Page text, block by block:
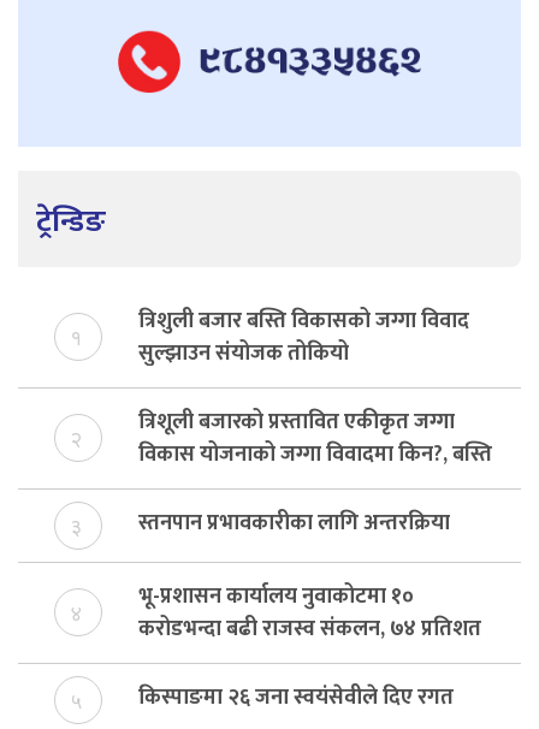
ट्रेन्डिङ
१
त्रिशुली बजार बस्ति विकासको जग्गा विवाद
सुल्झाउन संयोजक तोकियो
२
त्रिशूली बजारको प्रस्तावित एकीकृत जग्गा
विकास योजनाको जग्गा विवादमा किन?, बस्ति
विकास दर्ता नभए समिति विघटन हुने
३ स्तनपान प्रभावकारीका लागि अन्तरक्रिया
४
भू-प्रशासन कार्यालय नुवाकोटमा १०
करोडभन्दा बढी राजस्व संकलन, ७४ प्रतिशत
बेरुजु फर्छयौट
५ किस्पाङमा २६ जना स्वयंसेवीले दिए रगत